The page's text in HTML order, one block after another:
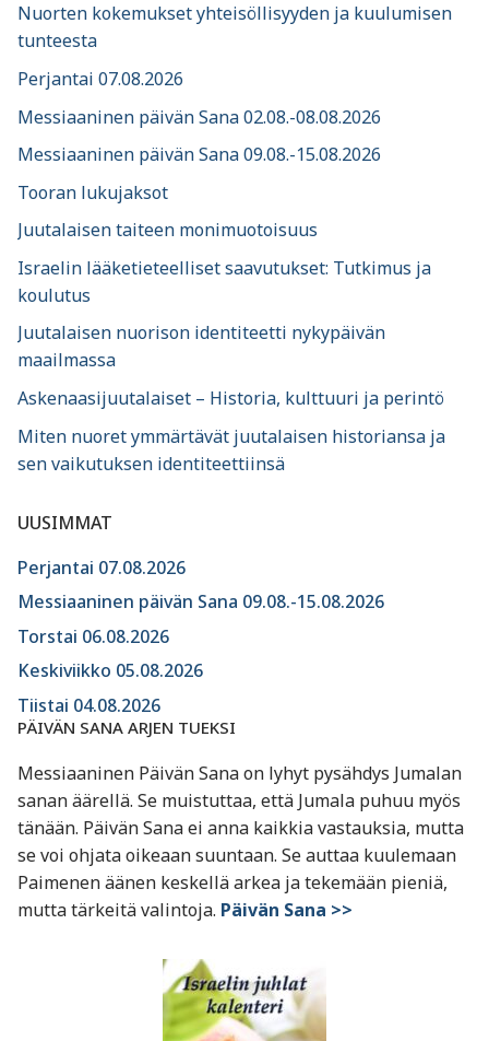
Nuorten kokemukset yhteisöllisyyden ja kuulumisen
tunteesta
Perjantai 07.08.2026
Messiaaninen päivän Sana 02.08.-08.08.2026
Messiaaninen päivän Sana 09.08.-15.08.2026
Tooran lukujaksot
Juutalaisen taiteen monimuotoisuus
Israelin lääketieteelliset saavutukset: Tutkimus ja
koulutus
Juutalaisen nuorison identiteetti nykypäivän
maailmassa
Askenaasijuutalaiset – Historia, kulttuuri ja perintö
Miten nuoret ymmärtävät juutalaisen historiansa ja
sen vaikutuksen identiteettiinsä
UUSIMMAT
Perjantai 07.08.2026
Messiaaninen päivän Sana 09.08.-15.08.2026
Torstai 06.08.2026
Keskiviikko 05.08.2026
Tiistai 04.08.2026
PÄIVÄN SANA ARJEN TUEKSI
Messiaaninen Päivän Sana on lyhyt pysähdys Jumalan
sanan äärellä. Se muistuttaa, että Jumala puhuu myös
tänään. Päivän Sana ei anna kaikkia vastauksia, mutta
se voi ohjata oikeaan suuntaan. Se auttaa kuulemaan
Paimenen äänen keskellä arkea ja tekemään pieniä,
mutta tärkeitä valintoja. Päivän Sana >>